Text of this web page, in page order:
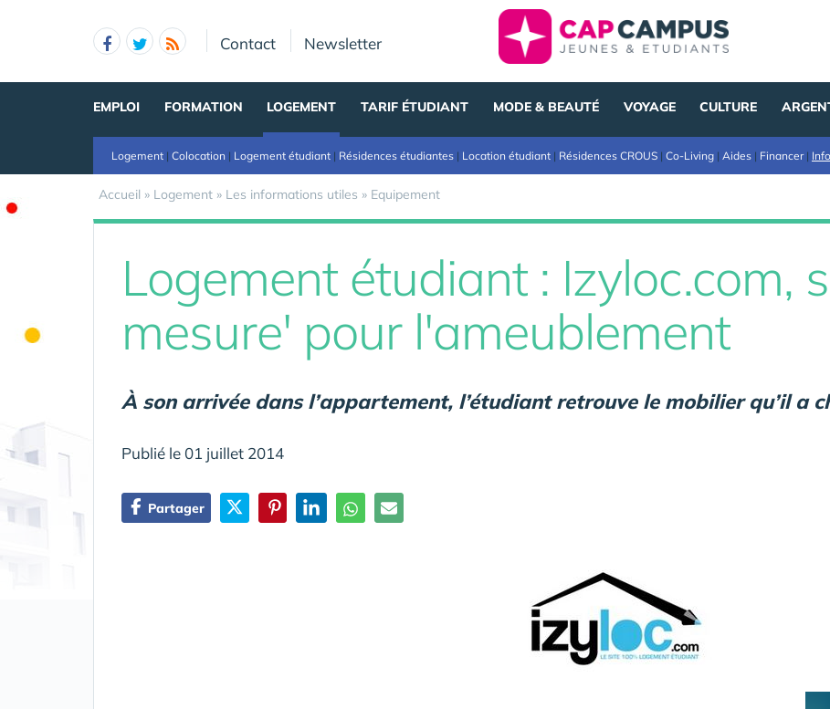
Contact Newsletter
EMPLOI FORMATION LOGEMENT TARIF ÉTUDIANT MODE & BEAUTÉ VOYAGE CULTURE
Logement | Colocation | Logement étudiant | Résidences étudiantes | Location étudiant | Résidences CROUS | Co-Living | Aides | Financer|
Accueil » Logement » Les informations utiles » Equipement
Logement étudiant : Izyloc.com,
mesure' pour l'ameublement
À son arrivée dans l’appartement, l’étudiant retrouve le mobilier qu’il a
Publié le 01 juillet 2014
Partager